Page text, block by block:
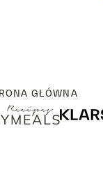
GŁÓWNA